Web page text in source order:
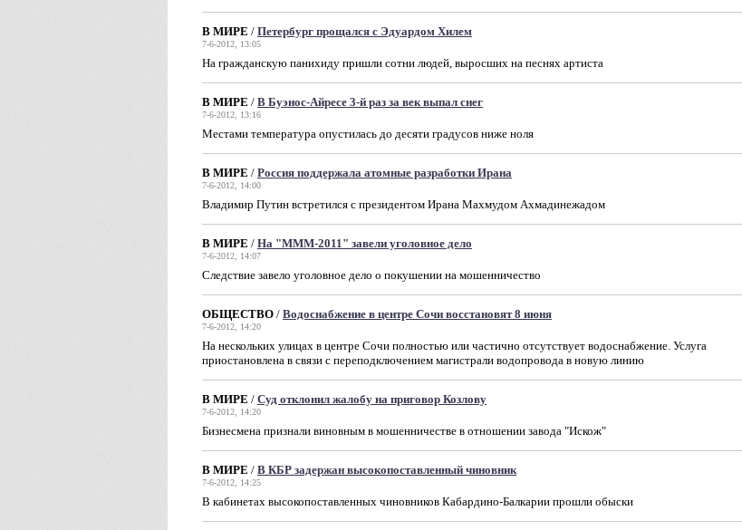
В МИРЕ / Петербург прощался с Эдуардом Хилем
7-6-2012, 13:05
На гражданскую панихиду пришли сотни людей, выросших на песнях артиста
В МИРЕ / В Буэнос-Айресе 3-й раз за век выпал снег
7-6-2012, 13:16
Местами температура опустилась до десяти градусов ниже ноля
В МИРЕ / Россия поддержала атомные разработки Ирана
7-6-2012, 14:00
Владимир Путин встретился с президентом Ирана Махмудом Ахмадинежадом
В МИРЕ / На "МММ-2011" завели уголовное дело
7-6-2012, 14:07
Следствие завело уголовное дело о покушении на мошенничество
ОБЩЕСТВО / Водоснабжение в центре Сочи восстановят 8 июня
7-6-2012, 14:20
На нескольких улицах в центре Сочи полностью или частично отсутствует водоснабжение. Услуга
приостановлена в связи с переподключением магистрали водопровода в новую линию
В МИРЕ / Суд отклонил жалобу на приговор Козлову
7-6-2012, 14:20
Бизнесмена признали виновным в мошенничестве в отношении завода "Искож"
В МИРЕ / В КБР задержан высокопоставленный чиновник
7-6-2012, 14:25
В кабинетах высокопоставленных чиновников Кабардино-Балкарии прошли обыски